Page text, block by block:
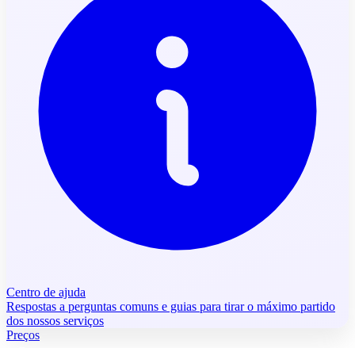
Centro de ajuda
Respostas a perguntas comuns e guias para tirar o máximo partido
dos nossos serviços
Preços